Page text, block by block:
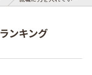
ンキング